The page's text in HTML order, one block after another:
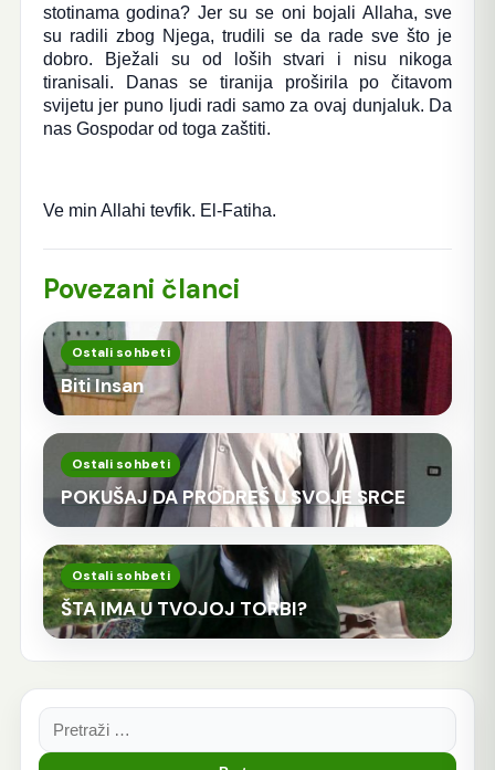
stotinama godina? Jer su se oni bojali Allaha, sve
su radili zbog Njega, trudili se da rade sve što je
dobro. Bježali su od loših stvari i nisu nikoga
tiranisali. Danas se tiranija proširila po čitavom
svijetu jer puno ljudi radi samo za ovaj dunjaluk. Da
nas Gospodar od toga zaštiti.
Ve min Allahi tevfik. El-Fatiha.
Povezani članci
Ostali sohbeti
Biti Insan
Ostali sohbeti
POKUŠAJ DA PRODREŠ U SVOJE SRCE
Ostali sohbeti
ŠTA IMA U TVOJOJ TORBI?
Pretraga: